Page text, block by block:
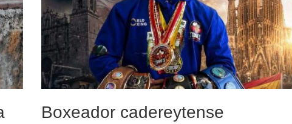
Boxeador cadereytense